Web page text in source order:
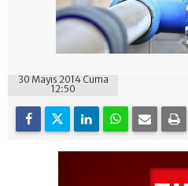
30 Mayıs 2014 Cuma
12:50